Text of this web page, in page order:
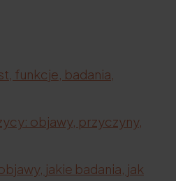
funkcje, badania,
objawy, przyczyny,
jakie badania, jak